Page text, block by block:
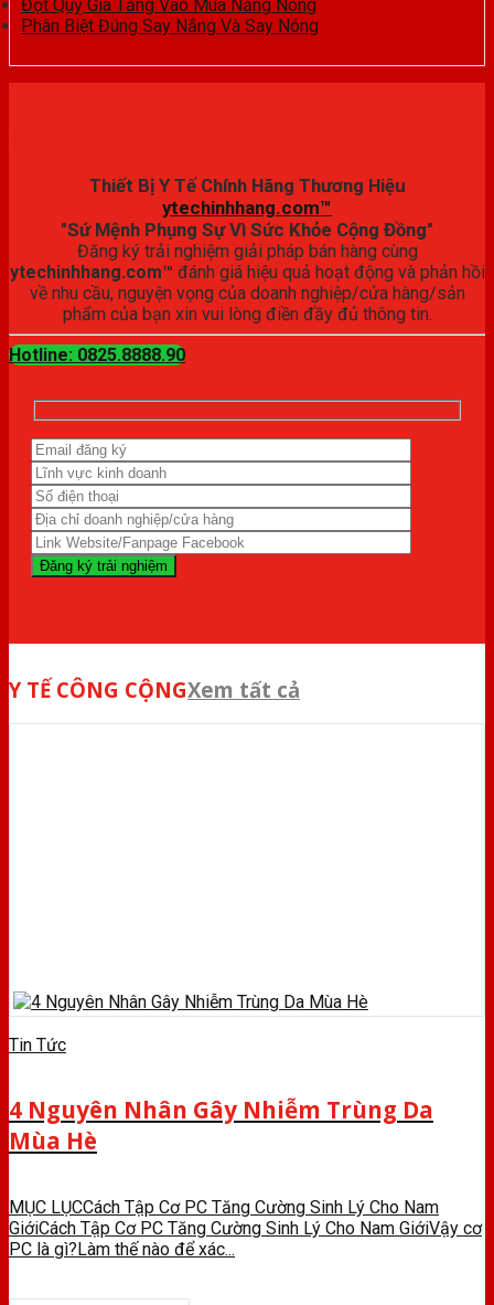
Đột Quỵ Gia Tăng Vào Mùa Nắng Nóng
Phân Biệt Đúng Say Nắng Và Say Nóng
Thiết Bị Y Tế Chính Hãng Thương Hiệu
ytechinhhang.com™
"Sứ Mệnh Phụng Sự Vì Sức Khỏe Cộng Đồng"
Đăng ký trải nghiệm giải pháp bán hàng cùng
ytechinhhang.com™ đánh giá hiệu quả hoạt động và phản hồi
về nhu cầu, nguyện vọng của doanh nghiệp/cửa hàng/sản
phẩm của bạn xin vui lòng điền đầy đủ thông tin.
Hotline: 0825.8888.90
Y TẾ CÔNG CỘNGXem tất cả
Tin Tức
4 Nguyên Nhân Gây Nhiễm Trùng Da
Mùa Hè
MỤC LỤCCách Tập Cơ PC Tăng Cường Sinh Lý Cho Nam
GiớiCách Tập Cơ PC Tăng Cường Sinh Lý Cho Nam GiớiVậy cơ
PC là gì?Làm thế nào để xác...